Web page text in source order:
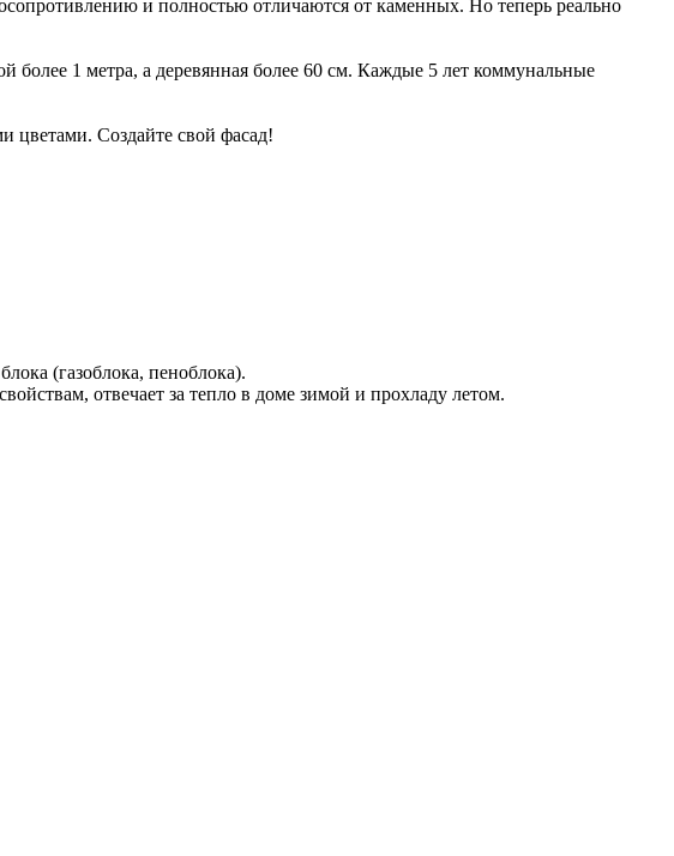
и полностью отличаются от каменных. Но теперь реально
более 1 метра, а деревянная более 60 см. Каждые 5 лет коммунальные
цветами. Создайте свой фасад!
(газоблока, пеноблока).
отвечает за тепло в доме зимой и прохладу летом.